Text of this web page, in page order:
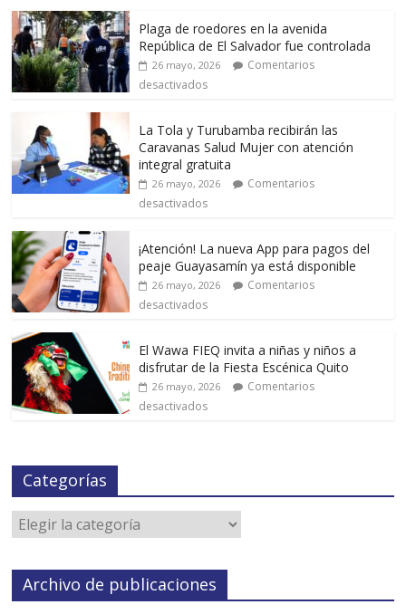
Plaga de roedores en la avenida
República de El Salvador fue controlada
26 mayo, 2026
Comentarios
desactivados
La Tola y Turubamba recibirán las
Caravanas Salud Mujer con atención
integral gratuita
26 mayo, 2026
Comentarios
desactivados
¡Atención! La nueva App para pagos del
peaje Guayasamín ya está disponible
26 mayo, 2026
Comentarios
desactivados
El Wawa FIEQ invita a niñas y niños a
disfrutar de la Fiesta Escénica Quito
26 mayo, 2026
Comentarios
desactivados
Categorías
Archivo de publicaciones